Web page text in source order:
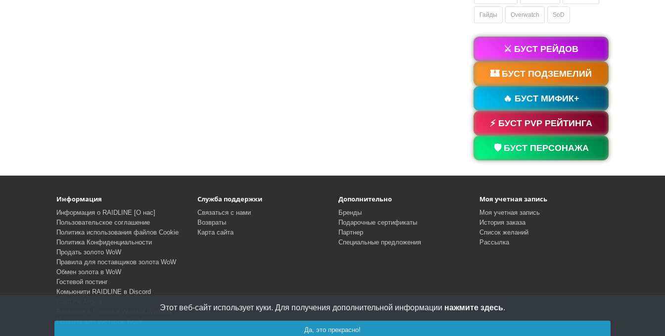
Гайды Overwatch SoD
⚔️ БУСТ РЕЙДОВ
🏰 БУСТ ПОДЗЕМЕЛИЙ
🔥 БУСТ МИФИК+
⚡ БУСТ PVP РЕЙТИНГА
🛡️ БУСТ ПЕРСОНАЖА
Информация
Информация о RAIDLINE [О нас]
Пользовательское соглашение
Политика использования файлов Cookie
Политика Конфиденциальности
Продать золото WoW
Правила для поставщиков золота WoW
Обмен золота в WoW
Гостевой постинг
Комьюнити RAIDLINE в Discord
Вакансии & Работа в World of Warcraft
Правила для бустеров WoW
Служба поддержки
Связаться с нами
Возвраты
Карта сайта
Дополнительно
Бренды
Подарочные сертификаты
Партнер
Специальные предложения
Моя учетная запись
Моя учетная запись
История заказа
Список желаний
Рассылка
Этот веб-сайт использует куки. Для получения дополнительной информации нажмите здесь.
Да, это прекрасно!